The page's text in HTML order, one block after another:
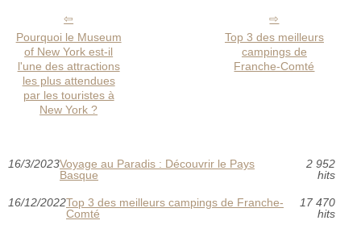
Pourquoi le Museum
of New York est-il
l'une des attractions
les plus attendues
par les touristes à
New York ?
Top 3 des meilleurs
campings de
Franche-Comté
16/3/2023Voyage au Paradis : Découvrir le Pays
Basque
2 952
hits
16/12/2022Top 3 des meilleurs campings de Franche-
Comté
17 470
hits